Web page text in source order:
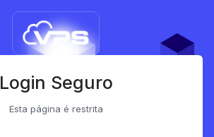
Login Seguro
Esta página é restrita